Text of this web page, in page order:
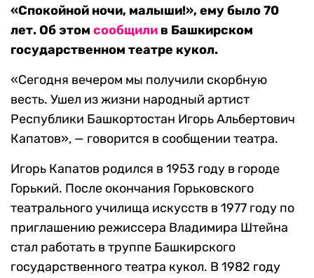
«Спокойной ночи, малыши!», ему было 70
лет. Об этом сообщили в Башкирском
государственном театре кукол.
«Сегодня вечером мы получили скорбную
весть. Ушел из жизни народный артист
Республики Башкортостан Игорь Альбертович
Капатов», — говорится в сообщении театра.
Игорь Капатов родился в 1953 году в городе
Горький. После окончания Горьковского
театрального училища искусств в 1977 году по
приглашению режиссера Владимира Штейна
стал работать в труппе Башкирского
государственного театра кукол. В 1982 году